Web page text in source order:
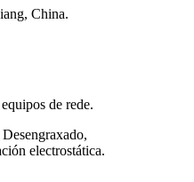
China.
de rede.
electrostática.